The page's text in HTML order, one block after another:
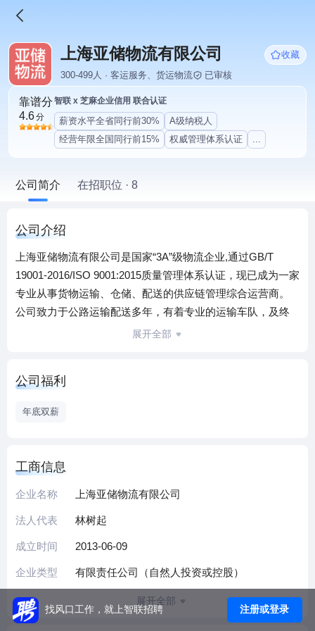
上海亚储物流有限公司
收藏
300-499人 · 客运服务、货运物流
已审核
靠谱分
4.6分
智联 x 芝麻企业信用 联合认证
薪资水平全省同行前30%
A级纳税人
经营年限全国同行前15%
权威管理体系认证 ...
公司简介 在招职位 · 8
公司介绍
上海亚储物流有限公司是国家“3A”级物流企业,通过GB/T
19001-2016/ISO 9001:2015质量管理体系认证，现已成为一家
专业从事货物运输、仓储、配送的供应链管理综合运营商。
公司致力于公路运输配送多年，有着专业的运输车队，及终
端各种车型的配送服务，专项提供服务有：干线运输、整车
子产品、汽车配件产品、电器、服饰、摩托车、专业设备等
为客户降低物流运作成本，提升物流运输效率，是亚储人不
懈的追求。
公司亮点介绍：
1.硬件优势：公司仓储面积达30000多平方米，自备运输各种
型、17.5米车型，干线运输采用甩挂运输模式，极大提升货物
运输时效，保证运输效率，公司拥有专业的物流运输系统以
及车辆GPS，24小时全程跟踪定位系统，能实时提供货物在
途信息。
2.软件优势：有优秀的运输操作团队，先进的仓库管理系统、
展开全部
公司福利
年底双薪
工商信息
企业名称 上海亚储物流有限公司
法人代表 林树起
成立时间 2013-06-09
企业类型 有限责任公司（自然人投资或控股）
展开全部
找风口工作，就上智联招聘 注册或登录